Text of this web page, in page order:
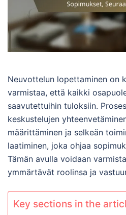
Neuvottelun lopettaminen on
varmistaa, että kaikki
saavutettuihin tuloksiin.
keskustelujen
määrittäminen ja selkeän
laatiminen, joka ohjaa
Tämän avulla voidaan
ymmärtävät roolinsa ja
Key sections in the